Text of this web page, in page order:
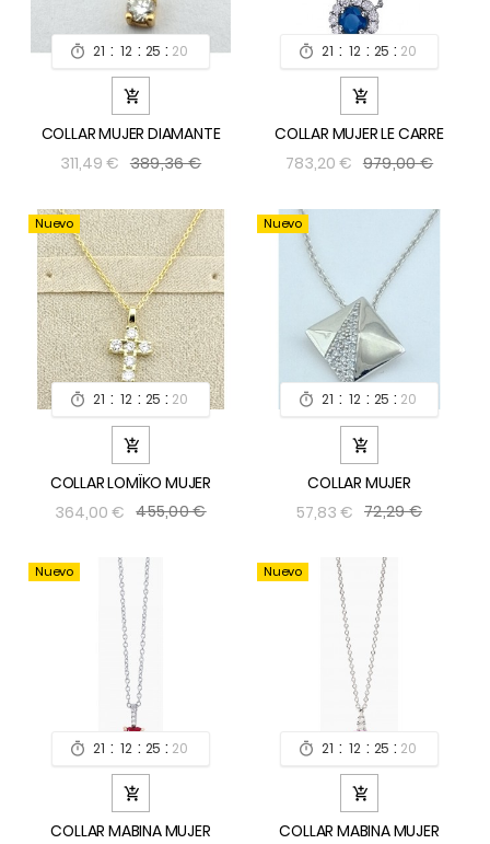
 21 : 12 : 25 : 19

COLLAR MUJER DIAMANTE
311,49 € 389,36 €
 21 : 12 : 25 : 19

COLLAR MUJER LE CARRE
783,20 € 979,00 €
Nuevo
 21 : 12 : 25 : 19

COLLAR LOMÏKO MUJER
364,00 € 455,00 €
Nuevo
 21 : 12 : 25 : 19

COLLAR MUJER
57,83 € 72,29 €
Nuevo
 21 : 12 : 25 : 19

COLLAR MABINA MUJER
Nuevo
 21 : 12 : 25 : 19

COLLAR MABINA MUJER